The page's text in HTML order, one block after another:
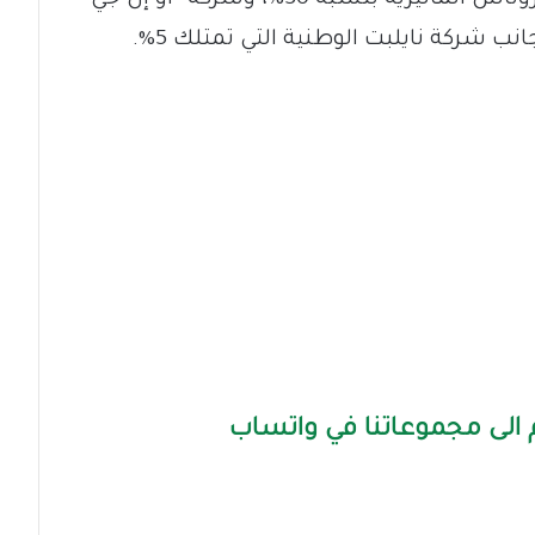
مجموعاتنا في واتساب